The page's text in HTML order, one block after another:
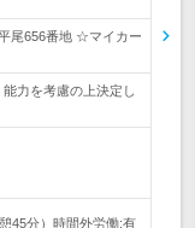
尾656番地 ☆マイカー
力を考慮の上決定し
45分）時間外労働:有